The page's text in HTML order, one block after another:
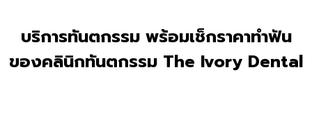
บริการทันตกรรม พร้อมเช็กราคาทำฟัน
ของคลินิกทันตกรรม The Ivory Dental